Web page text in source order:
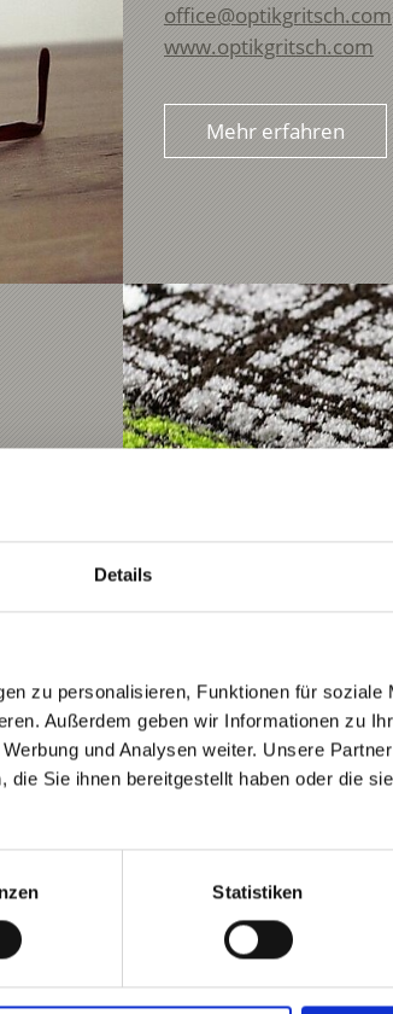
Details
zu personalisieren, Funktionen für soziale
Außerdem geben wir Informationen zu
und Analysen weiter. Unsere
Sie ihnen bereitgestellt haben oder die
Statistiken
office@optikgritsch.com
www.optikgritsch.com
Mehr erfahren
SHUTTLE TAXI BORO
39026Prad am
+39 340 073 4797
boro066@hotmail.com
taxi-prad-vinschgau.it